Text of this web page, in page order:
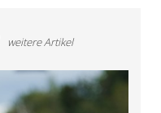
weitere Artikel